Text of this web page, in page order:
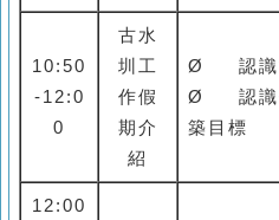
10:50
-12:0
0
古水
圳工
作假
期介
紹
Ø 認
Ø認
築目標
12:00